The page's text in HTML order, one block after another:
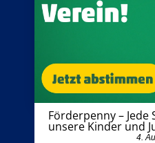
Förderpenny –
unsere Kinder und
4.